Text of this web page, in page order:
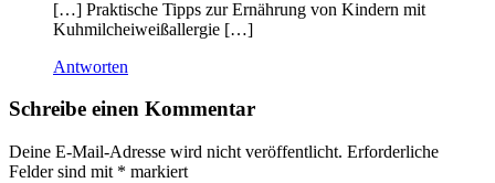
[…] Praktische Tipps zur Ernährung von Kindern mit
Kuhmilcheiweißallergie […]
Antworten
Schreibe einen Kommentar
Deine E-Mail-Adresse wird nicht veröffentlicht. Erforderliche
Felder sind mit * markiert